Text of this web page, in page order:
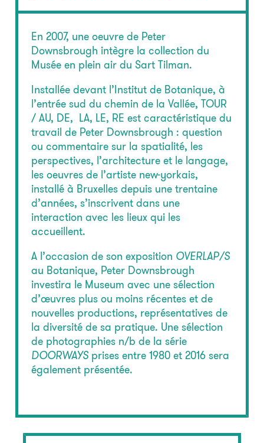
En 2007, une oeuvre de Peter
Downsbrough intègre la collection du
Musée en plein air du Sart Tilman.
Installée devant l’Institut de Botanique, à
l’entrée sud du chemin de la Vallée, TOUR
/ AU, DE, LA, LE, RE est caractéristique du
travail de Peter Downsbrough : question
ou commentaire sur la spatialité, les
perspectives, l’architecture et le langage,
les oeuvres de l’artiste new-yorkais,
installé à Bruxelles depuis une trentaine
d’années, s’inscrivent dans une
interaction avec les lieux qui les
accueillent.
A l’occasion de son exposition OVERLAP/S
au Botanique, Peter Downsbrough
investira le Museum avec une sélection
d’œuvres plus ou moins récentes et de
nouvelles productions, représentatives de
la diversité de sa pratique. Une sélection
de photographies n/b de la série
DOORWAYS prises entre 1980 et 2016 sera
également présentée.